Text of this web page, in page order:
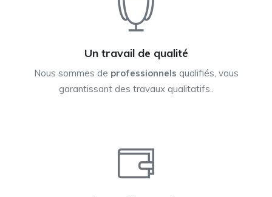
Un travail de qualité
Nous sommes de professionnels qualifiés, vous
garantissant des travaux qualitatifs..